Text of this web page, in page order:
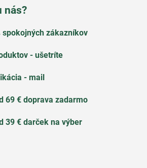
nás?
spokojných zákazníkov
- ušetríte
- mail
69 € doprava zadarmo
39 € darček na výber